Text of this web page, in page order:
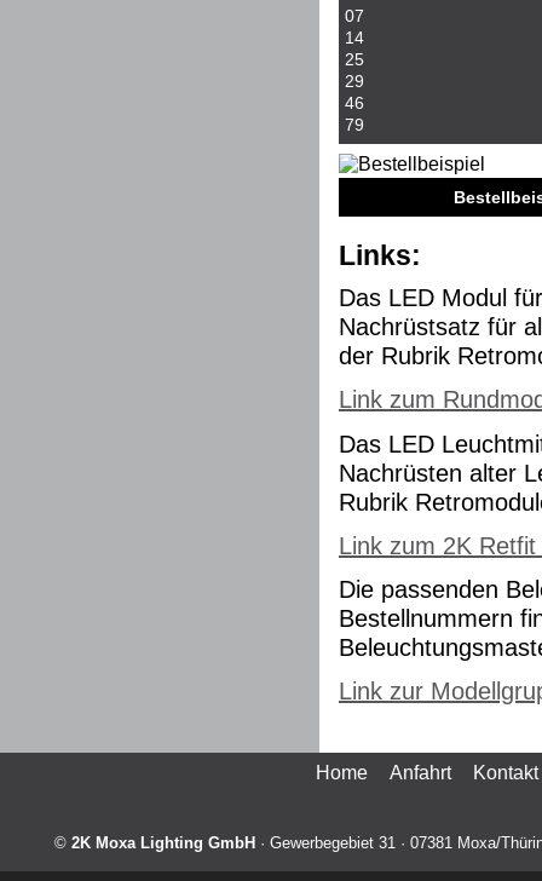
07
14
25
29
46
79
Links:
Das LED Modul
Nachrüstsatz für
der Rubrik
Link zum
Das LED
Nachrüsten alter
Rubrik
Link zum 2K
Die passenden
Bestellnummern
Link zur
Home Anfahrt Kontakt
© 2K Moxa Lighting GmbH · Gewerbegebiet 31 · 07381 Moxa/